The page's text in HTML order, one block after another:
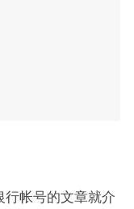
行帐号的文章就介